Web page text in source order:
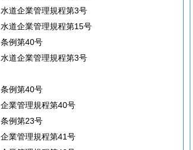
水道企業管理規程第3号
水道企業管理規程第15号
条例第40号
水道企業管理規程第3号
条例第40号
企業管理規程第40号
条例第23号
企業管理規程第41号